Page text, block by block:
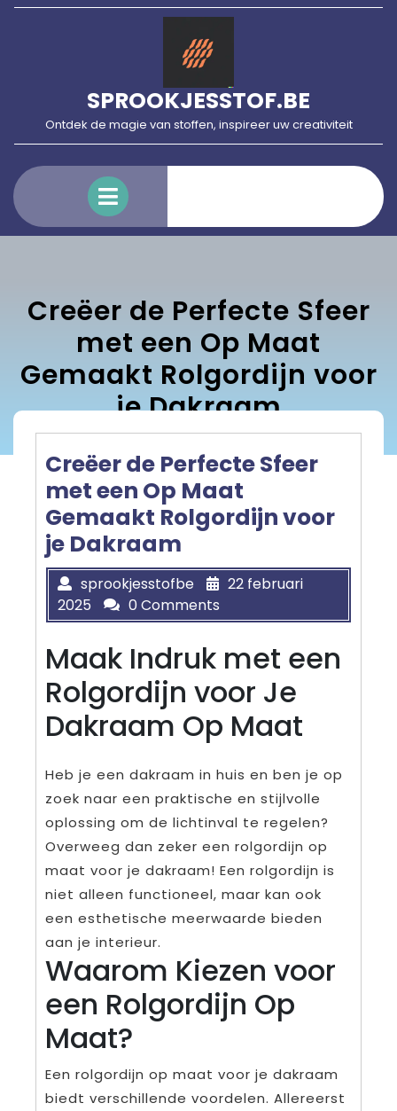
Skip
SPROOKJESSTOF.BE
Ontdek de magie van stoffen, inspireer uw creativiteit
Menu
Creëer de Perfecte Sfeer
met een Op Maat
Gemaakt Rolgordijn voor
je Dakraam
Creëer de Perfecte Sfeer
met een Op Maat
Gemaakt Rolgordijn voor
je Dakraam
sprookjesstofbe
22 februari
2025
0 Comments
Maak Indruk met een
Rolgordijn voor Je
Dakraam Op Maat
Heb je een dakraam in huis en ben je op
zoek naar een praktische en stijlvolle
oplossing om de lichtinval te regelen?
Overweeg dan zeker een rolgordijn op
maat voor je dakraam! Een rolgordijn is
niet alleen functioneel, maar kan ook
een esthetische meerwaarde bieden
aan je interieur.
Waarom Kiezen voor
een Rolgordijn Op
Maat?
Een rolgordijn op maat voor je dakraam
biedt verschillende voordelen. Allereerst